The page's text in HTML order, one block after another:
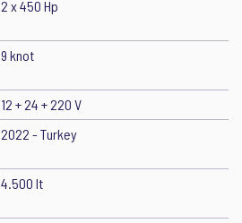
2 x 450 Hp
9 knot
12 + 24 + 220 V
2022 - Turkey
4.500 lt